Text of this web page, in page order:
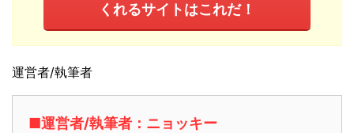
くれるサイトはこれだ！
運営者/執筆者
■運営者/執筆者：ニョッキー